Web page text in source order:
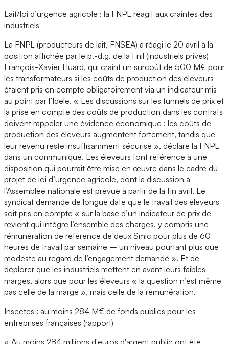
Lait/loi d’urgence agricole : la FNPL réagit aux craintes des
industriels
La FNPL (producteurs de lait, FNSEA) a réagi le 20 avril à la
position affichée par le p.-d.g. de la Fnil (industriels privés)
François-Xavier Huard, qui craint un surcoût de 500 M€ pour
les transformateurs si les coûts de production des éleveurs
étaient pris en compte obligatoirement via un indicateur mis
au point par l’Idele. « Les discussions sur les tunnels de prix et
la prise en compte des coûts de production dans les contrats
doivent rappeler une évidence économique : les coûts de
production des éleveurs augmentent fortement, tandis que
leur revenu reste insuffisamment sécurisé », déclare la FNPL
dans un communiqué. Les éleveurs font référence à une
disposition qui pourrait être mise en œuvre dans le cadre du
projet de loi d’urgence agricole, dont la discussion à
l’Assemblée nationale est prévue à partir de la fin avril. Le
syndicat demande de longue date que le travail des éleveurs
soit pris en compte « sur la base d’un indicateur de prix de
revient qui intègre l’ensemble des charges, y compris une
rémunération de référence de deux Smic pour plus de 60
heures de travail par semaine – un niveau pourtant plus que
modeste au regard de l’engagement demandé ». Et de
déplorer que les industriels mettent en avant leurs faibles
marges, alors que pour les éleveurs « la question n’est même
pas celle de la marge », mais celle de la rémunération.
Insectes : au moins 284 M€ de fonds publics pour les
entreprises françaises (rapport)
« Au moins 284 millions d'euros d'argent public ont été